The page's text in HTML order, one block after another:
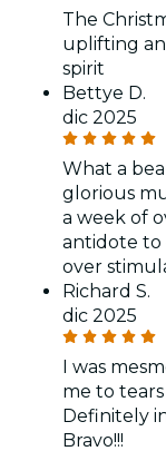
The
uplifting
spirit
Bettye D.
dic 2025
What a
glorious
a week of
antidote to
over
Richard S.
dic 2025
I was
me to
Definitely
Bravo!!!